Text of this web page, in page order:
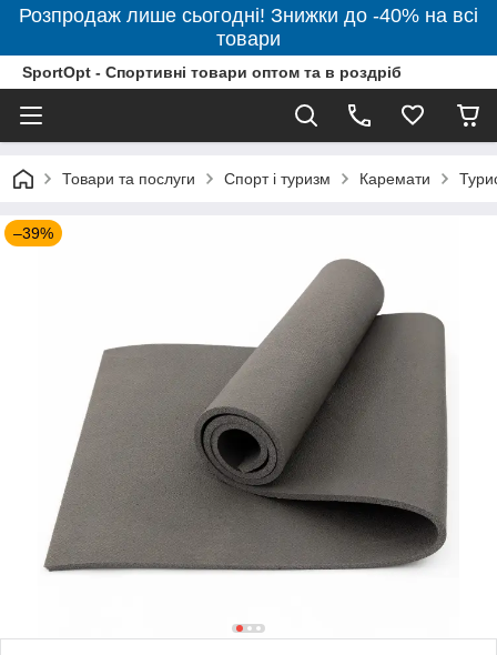
Розпродаж лише сьогодні! Знижки до -40% на всі
товари
SportOpt - Спортивні товари оптом та в роздріб
Товари та послуги Спорт і туризм Каремати
–39%